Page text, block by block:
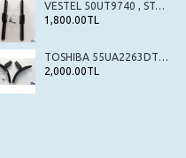
VESTEL 50UT9740 , STAND , TV AYAK , SEHPA AYAK
1,800.00TL
TOSHIBA 55UA2263DT , STAND , TV AYAK , SEHPA AYAK
2,000.00TL